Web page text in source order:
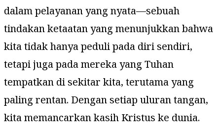
dalam pelayanan yang nyata—sebuah
tindakan ketaatan yang menunjukkan bahwa
kita tidak hanya peduli pada diri sendiri,
tetapi juga pada mereka yang Tuhan
tempatkan di sekitar kita, terutama yang
paling rentan. Dengan setiap uluran tangan,
kita memancarkan kasih Kristus ke dunia.